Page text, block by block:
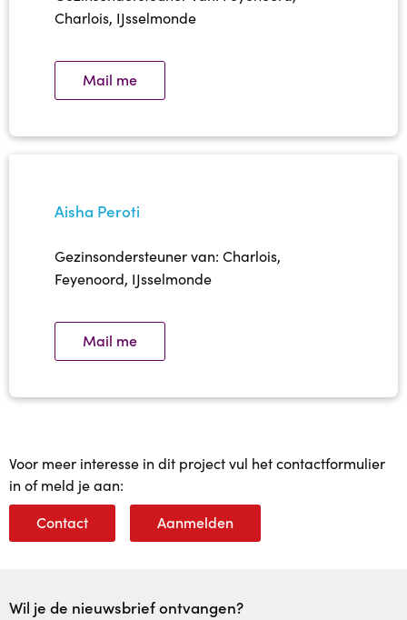
Charlois, IJsselmonde
Mail me
Aisha Peroti
Gezinsondersteuner van: Charlois,
Feyenoord, IJsselmonde
Mail me
Voor meer interesse in dit project vul het contactformulier
in of meld je aan:
Contact
Aanmelden
Wil je de nieuwsbrief ontvangen?